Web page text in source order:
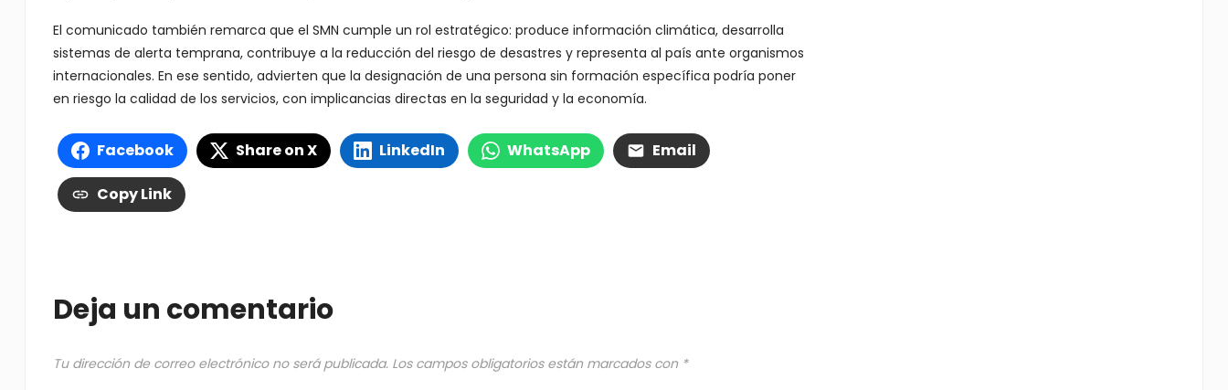
El comunicado también remarca que el SMN cumple un rol estratégico: produce información climática, desarrolla
sistemas de alerta temprana, contribuye a la reducción del riesgo de desastres y representa al país ante organismos
internacionales. En ese sentido, advierten que la designación de una persona sin formación específica podría poner
en riesgo la calidad de los servicios, con implicancias directas en la seguridad y la economía.
Facebook Share on X LinkedIn WhatsApp Email
Copy Link
Deja un comentario
Tu dirección de correo electrónico no será publicada. Los campos obligatorios están marcados con *